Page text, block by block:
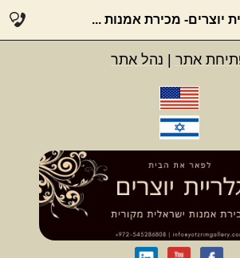
יוצרים- מכירת אמנות ...
אתר נהל אתר